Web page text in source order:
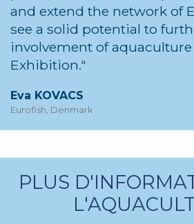
and extend the network of
see a solid potential to
involvement of
Exhibition.
Eva KOVACS
Eurofish, Denmark
PLUS